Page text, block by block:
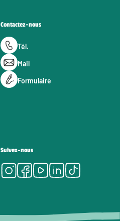
Contactez-nous
Tél.
Mail
Formulaire
Suivez-nous
Instagram
Facebook
Youtube
LinkedIn
Tiktok